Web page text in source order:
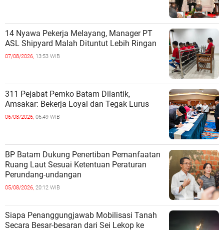
14 Nyawa Pekerja Melayang, Manager PT
ASL Shipyard Malah Dituntut Lebih Ringan
07/08/2026, 13:53 WIB
311 Pejabat Pemko Batam Dilantik,
Amsakar: Bekerja Loyal dan Tegak Lurus
06/08/2026, 06:49 WIB
BP Batam Dukung Penertiban Pemanfaatan
Ruang Laut Sesuai Ketentuan Peraturan
Perundang-undangan
05/08/2026, 20:12 WIB
Siapa Penanggungjawab Mobilisasi Tanah
Secara Besar-besaran dari Sei Lekop ke